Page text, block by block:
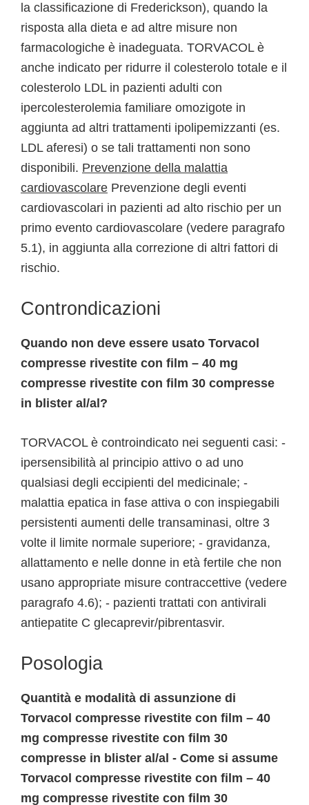
la classificazione di Frederickson), quando la
risposta alla dieta e ad altre misure non
farmacologiche è inadeguata. TORVACOL è
anche indicato per ridurre il colesterolo totale e il
colesterolo LDL in pazienti adulti con
ipercolesterolemia familiare omozigote in
aggiunta ad altri trattamenti ipolipemizzanti (es.
LDL aferesi) o se tali trattamenti non sono
disponibili. Prevenzione della malattia
cardiovascolare Prevenzione degli eventi
cardiovascolari in pazienti ad alto rischio per un
primo evento cardiovascolare (vedere paragrafo
5.1), in aggiunta alla correzione di altri fattori di
rischio.
Controndicazioni
Quando non deve essere usato Torvacol
compresse rivestite con film – 40 mg
compresse rivestite con film 30 compresse
in blister al/al?
TORVACOL è controindicato nei seguenti casi: -
ipersensibilità al principio attivo o ad uno
qualsiasi degli eccipienti del medicinale; -
malattia epatica in fase attiva o con inspiegabili
persistenti aumenti delle transaminasi, oltre 3
volte il limite normale superiore; - gravidanza,
allattamento e nelle donne in età fertile che non
usano appropriate misure contraccettive (vedere
paragrafo 4.6); - pazienti trattati con antivirali
antiepatite C glecaprevir/pibrentasvir.
Posologia
Quantità e modalità di assunzione di
Torvacol compresse rivestite con film – 40
mg compresse rivestite con film 30
compresse in blister al/al - Come si assume
Torvacol compresse rivestite con film – 40
mg compresse rivestite con film 30